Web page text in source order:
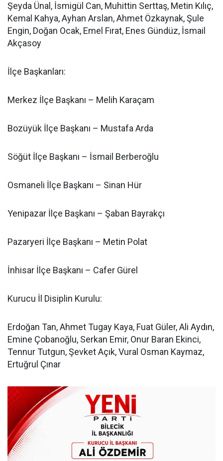
Şeyda Ünal, İsmigül Can, Muhittin Serttaş, Metin Kılıç,
Kemal Kahya, Ayhan Arslan, Ahmet Özkaynak, Şule
Engin, Doğan Ocak, Emel Fırat, Enes Gündüz, İsmail
Akçasoy
İlçe Başkanları:
Merkez İlçe Başkanı – Melih Karaçam
Bozüyük İlçe Başkanı – Mustafa Arda
Söğüt İlçe Başkanı – İsmail Berberoğlu
Osmaneli İlçe Başkanı – Sinan Hür
Yenipazar İlçe Başkanı – Şaban Bayrakçı
Pazaryeri İlçe Başkanı – Metin Polat
İnhisar İlçe Başkanı – Cafer Gürel
Kurucu İl Disiplin Kurulu:
Erdoğan Tan, Ahmet Tugay Kaya, Fuat Güler, Ali Aydın,
Emine Çobanoğlu, Serkan Emir, Onur Baran Ekinci,
Tennur Tutgun, Şevket Açık, Vural Osman Kaymaz,
Ertuğrul Çınar